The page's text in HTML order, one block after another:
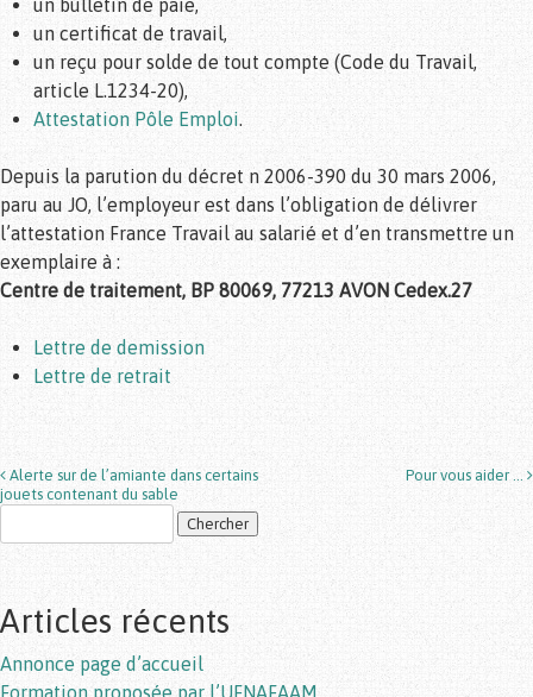
un bulletin de paie,
un certificat de travail,
un reçu pour solde de tout compte (Code du Travail,
article L.1234-20),
Attestation Pôle Emploi.
Depuis la parution du décret n 2006-390 du 30 mars 2006,
paru au JO, l’employeur est dans l’obligation de délivrer
l’attestation France Travail au salarié et d’en transmettre un
exemplaire à :
Centre de traitement, BP 80069, 77213 AVON Cedex.27
Lettre de demission
Lettre de retrait
Post navigation
Alerte sur de l’amiante dans certains
jouets contenant du sable
Pour vous aider …
Articles récents
Annonce page d’accueil
Formation proposée par l’UFNAFAAM